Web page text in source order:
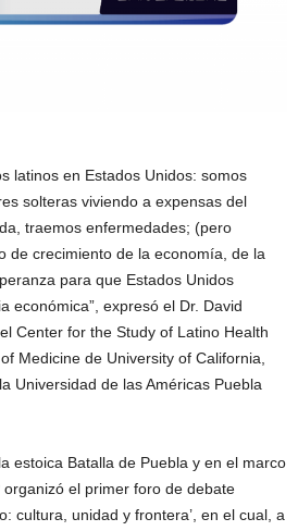
latinos en Estados Unidos: somos
solteras viviendo a expensas del
traemos enfermedades; (pero
de crecimiento de la economía, de la
para que Estados Unidos
económica”, expresó el Dr. David
Center for the Study of Latino Health
Medicine de University of California,
Universidad de las Américas Puebla
estoica Batalla de Puebla y en el marco
el primer foro de debate
cultura, unidad y frontera’, en el cual, a